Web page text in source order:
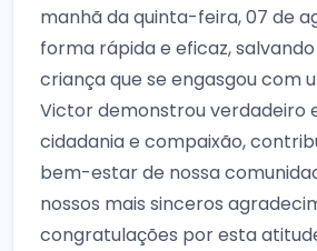
manhã da quinta-feira, 07 de
forma rápida e eficaz,
criança que se engasgou com
Victor demonstrou verdadeiro
cidadania e compaixão,
bem-estar de nossa
nossos mais sinceros
congratulações por esta